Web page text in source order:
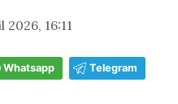
2026, 16:11
Whatsapp Telegram